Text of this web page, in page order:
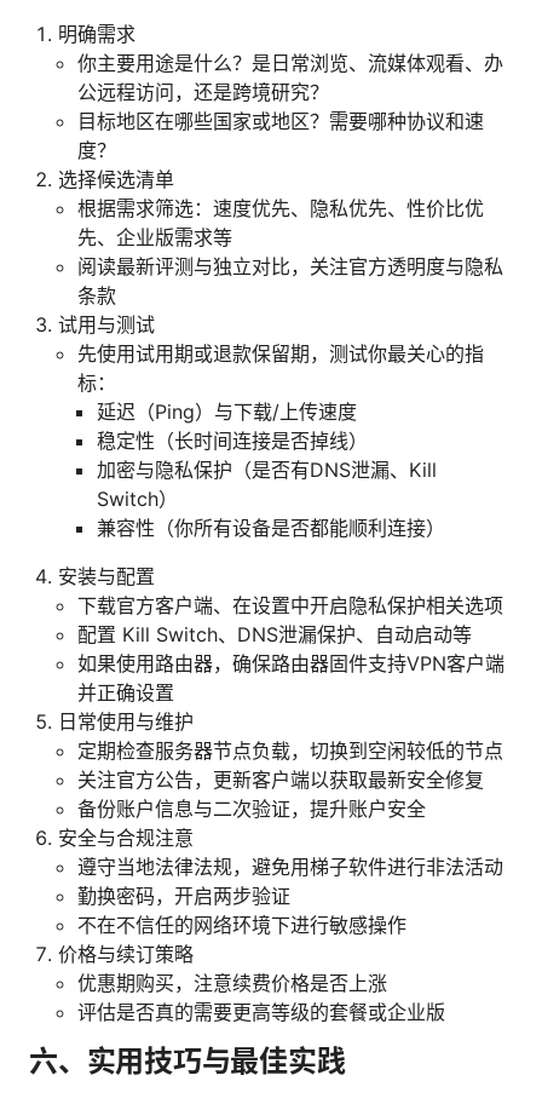
明确需求
你主要用途是什么？是日常浏览、流媒体观看、办
公远程访问，还是跨境研究？
目标地区在哪些国家或地区？需要哪种协议和速
度？
选择候选清单
根据需求筛选：速度优先、隐私优先、性价比优
先、企业版需求等
阅读最新评测与独立对比，关注官方透明度与隐私
条款
试用与测试
先使用试用期或退款保留期，测试你最关心的指
标：
延迟（Ping）与下载/上传速度
稳定性（长时间连接是否掉线）
加密与隐私保护（是否有DNS泄漏、Kill
Switch）
兼容性（你所有设备是否都能顺利连接）
安装与配置
下载官方客户端、在设置中开启隐私保护相关选项
配置 Kill Switch、DNS泄漏保护、自动启动等
如果使用路由器，确保路由器固件支持VPN客户端
并正确设置
日常使用与维护
定期检查服务器节点负载，切换到空闲较低的节点
关注官方公告，更新客户端以获取最新安全修复
备份账户信息与二次验证，提升账户安全
安全与合规注意
遵守当地法律法规，避免用梯子软件进行非法活动
勤换密码，开启两步验证
不在不信任的网络环境下进行敏感操作
价格与续订策略
优惠期购买，注意续费价格是否上涨
评估是否真的需要更高等级的套餐或企业版
六、实用技巧与最佳实践